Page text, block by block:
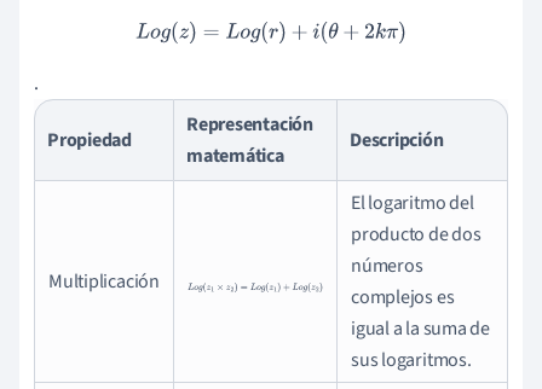
Lo g(z )=Log(r) +i(θ+2kπ)
.
Propiedad
Representación
matemática
Descripción
Multiplicación Log(z1×z2)=Log(z 2
El logaritmo del
producto de dos
números
complejos es
igual a la suma de
sus logaritmos.